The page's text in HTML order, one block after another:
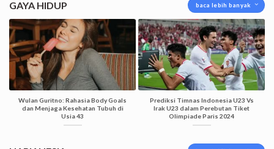
GAYA HIDUP baca lebih banyak
Wulan Guritno: Rahasia Body Goals
dan Menjaga Kesehatan Tubuh di
Usia 43
Prediksi Timnas Indonesia U23 Vs
Irak U23 dalam Perebutan Tiket
Olimpiade Paris 2024